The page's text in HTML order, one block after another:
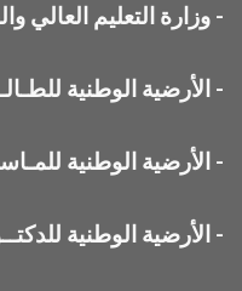
- وزارة التعليم العالي
- الأرضية الوطنية
- الأرضية الوطنية
- الأرضية الوطنية